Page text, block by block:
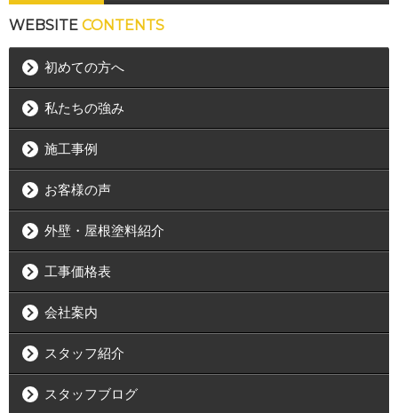
WEBSITE CONTENTS
初めての方へ
私たちの強み
施工事例
お客様の声
外壁・屋根塗料紹介
工事価格表
会社案内
スタッフ紹介
スタッフブログ